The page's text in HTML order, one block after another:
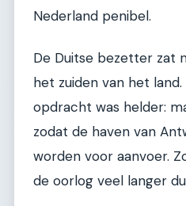
Nederland penibel.
De Duitse bezetter zat
het zuiden van het
opdracht was helder:
zodat de haven van
worden voor aanvoer.
de oorlog veel langer